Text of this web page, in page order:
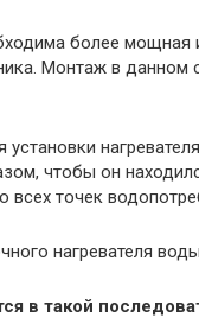
более мощная
Монтаж в данном
установки
чтобы он
всех точек
нагревателя воды
в такой